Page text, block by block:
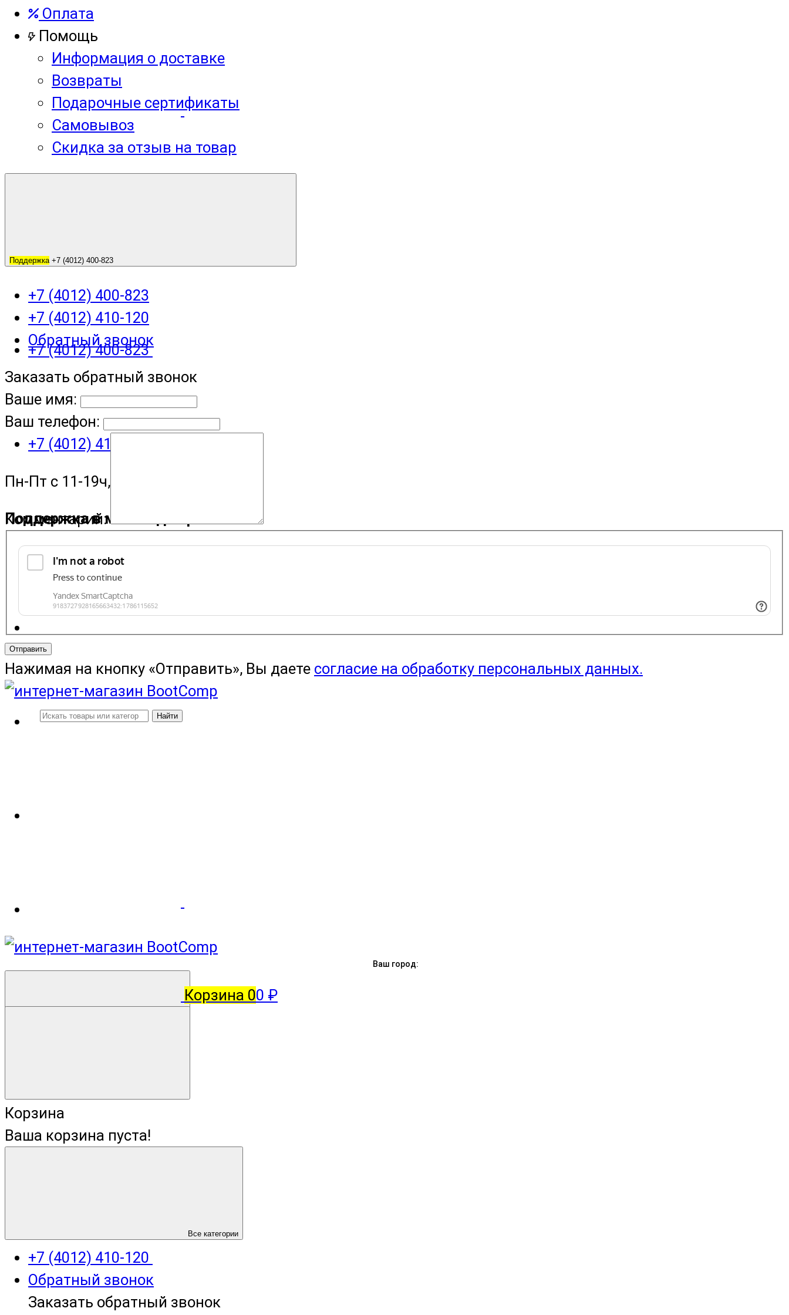
+7 (4012) 400-823
+7 (4012) 410-120
Пн-Пт с 11-19ч, Сб с 11-15ч
Поддержка в мессенджере
Ваш город:
+7 (4012) 410-120
Обратный звонок
Заказать обратный звонок
Оплата
Помощь
Информация о доставке
Возвраты
Подарочные сертификаты
Самовывоз
Скидка за отзыв на товар
Поддержка+7 (4012) 400-823
+7 (4012) 400-823
+7 (4012) 410-120
Обратный звонок
Заказать обратный звонок
Ваше имя:
Ваш телефон:
Комментарий:
Отправить
Нажимая на кнопку «Отправить», Вы даете согласие на обработку персональных данных.
Найти
Корзина 00 ₽
Корзина
Ваша корзина пуста!
Все категории